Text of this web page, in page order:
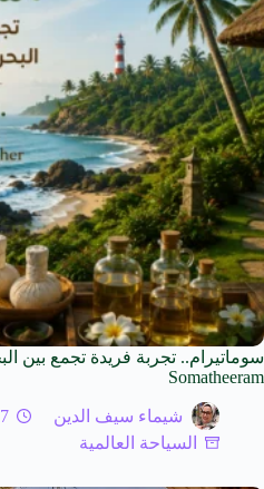
سوماتيرام.. تجربة فريدة تجمع بين
Somatheeram
شيماء سيف الدين
7 أغسطس 2026
السياحة العالمية